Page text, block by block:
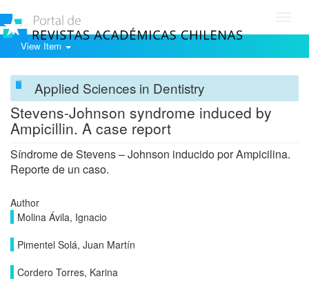
View Item
Applied Sciences in Dentistry
Stevens-Johnson syndrome induced by
Ampicillin. A case report
Síndrome de Stevens – Johnson inducido por Ampicilina.
Reporte de un caso.
Author
Molina Ávila, Ignacio
Pimentel Solá, Juan Martín
Cordero Torres, Karina